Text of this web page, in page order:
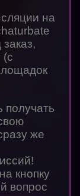
на
(с
получать
же
кнопку
вопрос